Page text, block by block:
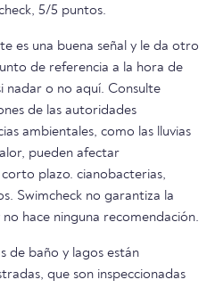
5/5 puntos.
es una buena señal y le da otro
de referencia a la hora de
nadar o no aquí. Consulte
de las autoridades
ambientales, como las lluvias
pueden afectar
plazo. cianobacterias,
Swimcheck no garantiza la
hace ninguna recomendación.
de baño y lagos están
que son inspeccionadas